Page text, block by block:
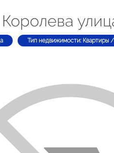
Тип недвижимости: Квартиры